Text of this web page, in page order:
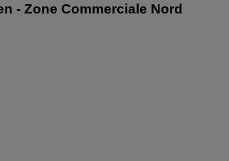
- Zone Commerciale Nord